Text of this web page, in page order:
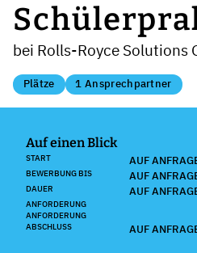
bei Rolls-Royce Solutions
Plätze 1 Ansprechpartner
Auf einen Blick
START AUF
BEWERBUNG BIS AUF
DAUER AUF
ANFORDERUNG
ANFORDERUNG
ABSCHLUSS
AUF